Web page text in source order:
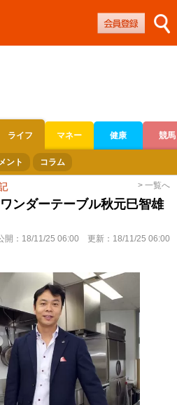
ライフ マネー 健康 競馬
ース
ント コラム
> 一覧へ
ンダーテーブル秋元巳智雄
開： 18/11/25 06:00 更新： 18/11/25 06:00